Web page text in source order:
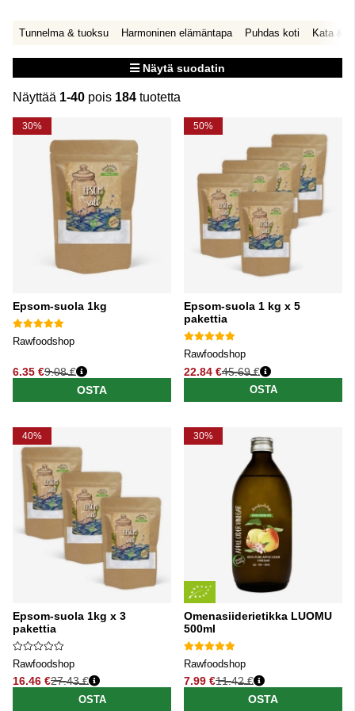
Tunnelma & tuoksu Harmoninen elämäntapa Puhdas koti Kata &
Näytä suodatin
Näyttää 1-40 pois 184 tuotetta
Tuotteet
30%
Epsom-suola 1kg
Rawfoodshop
6.35 €
Normaali hinta
9.08 €
OSTA
50%
Epsom-suola 1 kg x 5
pakettia
Rawfoodshop
22.84 €
Normaali hinta
45.69 €
OSTA
40%
Epsom-suola 1kg x 3
pakettia
Rawfoodshop
16.46 €
Normaali hinta
27.43 €
OSTA
30%
Omenasiiderietikka LUOMU
500ml
Rawfoodshop
7.99 €
Normaali hinta
11.42 €
OSTA